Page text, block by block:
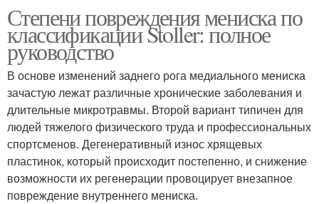
Степени повреждения мениска по
классификации Stoller: полное
руководство
В основе изменений заднего рога медиального мениска
зачастую лежат различные хронические заболевания и
длительные микротравмы. Второй вариант типичен для
людей тяжелого физического труда и профессиональных
спортсменов. Дегенеративный износ хрящевых
пластинок, который происходит постепенно, и снижение
возможности их регенерации провоцирует внезапное
повреждение внутреннего мениска.